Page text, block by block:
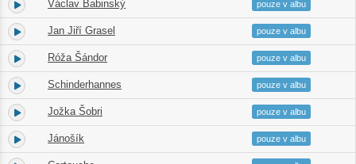
1. Václav Babinský 22:47
pouze v albu
2. Jan Jiří Grasel 15:25
pouze v albu
3. Róža Šándor 52:27
pouze v albu
4. Schinderhannes 10:10
pouze v albu
5. Jožka Šobri 12:07
pouze v albu
6. Jánošík 24:33
pouze v albu